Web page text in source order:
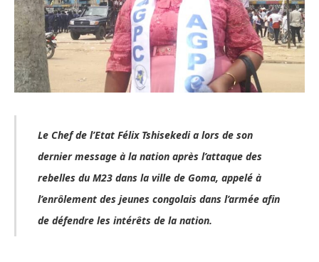
Le Chef de l’Etat Félix Tshisekedi a lors de son
dernier message à la nation après l’attaque des
rebelles du M23 dans la ville de Goma, appelé à
l’enrôlement des jeunes congolais dans l’armée afin
de défendre les intérêts de la nation.